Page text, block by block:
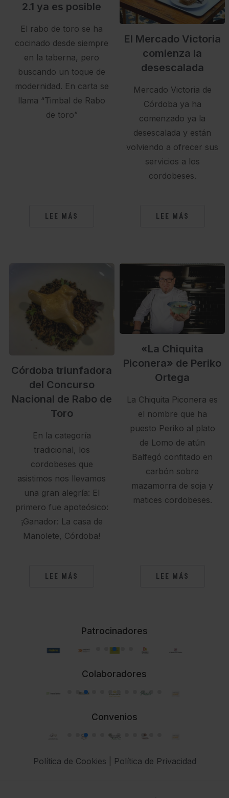
2.1 ya es posible
El rabo de toro se ha
cocinado desde siempre
en la taberna, pero
buscando un toque de
modernidad. En carta se
llama “Timbal de Rabo
de toro”
LEE MÁS
El Mercado Victoria
comienza la
desescalada
Mercado Victoria de
Córdoba ya ha
comenzado ya la
desescalada y están
volviendo a ofrecer sus
servicios a los
cordobeses.
LEE MÁS
Córdoba triunfadora
del Concurso
Nacional de Rabo de
Toro
En la categoría
tradicional, los
cordobeses que
asistimos nos llevamos
una gran alegría: El
primero fue apoteósico:
¡Ganador: La casa de
Manolete, Córdoba!
LEE MÁS
«La Chiquita
Piconera» de Periko
Ortega
La Chiquita Piconera es
el nombre que ha
puesto Periko al plato
de Lomo de atún
Balfegó confitado en
carbón sobre
mazamorra de soja y
matices cordobeses.
LEE MÁS
Patrocinadores
Colaboradores
Convenios
Política de Cookies Política de Privacidad